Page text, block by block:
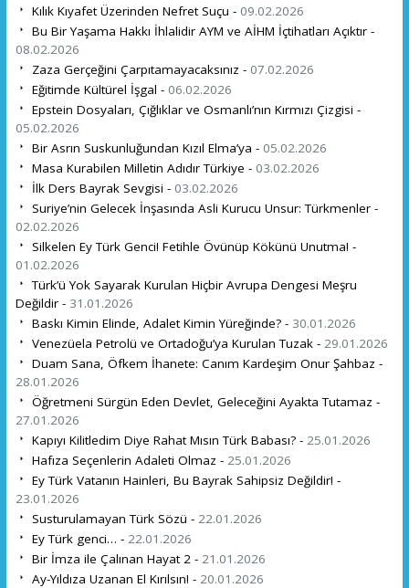
Kılık Kıyafet Üzerinden Nefret Suçu - 09.02.2026
Bu Bir Yaşama Hakkı İhlalidir AYM ve AİHM İçtihatları Açıktır -
08.02.2026
Zaza Gerçeğini Çarpıtamayacaksınız - 07.02.2026
Eğitimde Kültürel İşgal - 06.02.2026
Epstein Dosyaları, Çığlıklar ve Osmanlı’nın Kırmızı Çizgisi -
05.02.2026
Bir Asrın Suskunluğundan Kızıl Elma’ya - 05.02.2026
Masa Kurabilen Milletin Adıdır Türkiye - 03.02.2026
İlk Ders Bayrak Sevgisi - 03.02.2026
Suriye’nin Gelecek İnşasında Asli Kurucu Unsur: Türkmenler -
02.02.2026
Silkelen Ey Türk Genci! Fetihle Övünüp Kökünü Unutma! -
01.02.2026
Türk’ü Yok Sayarak Kurulan Hiçbir Avrupa Dengesi Meşru
Değildir - 31.01.2026
Baskı Kimin Elinde, Adalet Kimin Yüreğinde? - 30.01.2026
Venezüela Petrolü ve Ortadoğu’ya Kurulan Tuzak - 29.01.2026
Duam Sana, Öfkem İhanete: Canım Kardeşim Onur Şahbaz -
28.01.2026
Öğretmeni Sürgün Eden Devlet, Geleceğini Ayakta Tutamaz -
27.01.2026
Kapıyı Kilitledim Diye Rahat Mısın Türk Babası? - 25.01.2026
Hafıza Seçenlerin Adaleti Olmaz - 25.01.2026
Ey Türk Vatanın Hainleri, Bu Bayrak Sahipsiz Değildir! -
23.01.2026
Susturulamayan Türk Sözü - 22.01.2026
Ey Türk genci… - 22.01.2026
Bir İmza ile Çalınan Hayat 2 - 21.01.2026
Ay-Yıldıza Uzanan El Kırılsın! - 20.01.2026